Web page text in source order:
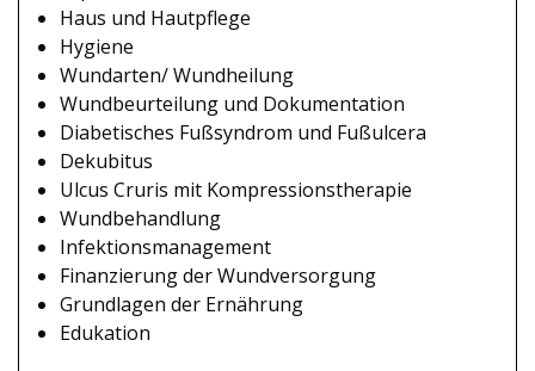
Haus und Hautpflege
Hygiene
Wundarten/ Wundheilung
Wundbeurteilung und Dokumentation
Diabetisches Fußsyndrom und Fußulcera
Dekubitus
Ulcus Cruris mit Kompressionstherapie
Wundbehandlung
Infektionsmanagement
Finanzierung der Wundversorgung
Grundlagen der Ernährung
Edukation